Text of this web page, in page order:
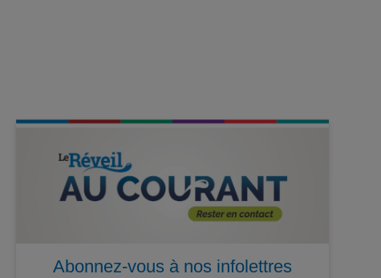
Abonnez-vous à nos infolettres